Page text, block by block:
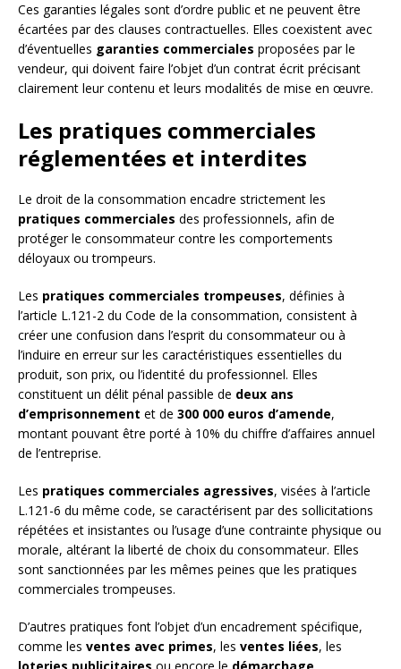
Ces garanties légales sont d’ordre public et ne peuvent être
écartées par des clauses contractuelles. Elles coexistent avec
d’éventuelles garanties commerciales proposées par le
vendeur, qui doivent faire l’objet d’un contrat écrit précisant
clairement leur contenu et leurs modalités de mise en œuvre.
Les pratiques commerciales
réglementées et interdites
Le droit de la consommation encadre strictement les
pratiques commerciales des professionnels, afin de
protéger le consommateur contre les comportements
déloyaux ou trompeurs.
Les pratiques commerciales trompeuses, définies à
l’article L.121-2 du Code de la consommation, consistent à
créer une confusion dans l’esprit du consommateur ou à
l’induire en erreur sur les caractéristiques essentielles du
produit, son prix, ou l’identité du professionnel. Elles
constituent un délit pénal passible de deux ans
d’emprisonnement et de 300 000 euros d’amende,
montant pouvant être porté à 10% du chiffre d’affaires annuel
de l’entreprise.
Les pratiques commerciales agressives, visées à l’article
L.121-6 du même code, se caractérisent par des sollicitations
répétées et insistantes ou l’usage d’une contrainte physique ou
morale, altérant la liberté de choix du consommateur. Elles
sont sanctionnées par les mêmes peines que les pratiques
commerciales trompeuses.
D’autres pratiques font l’objet d’un encadrement spécifique,
comme les ventes avec primes, les ventes liées, les